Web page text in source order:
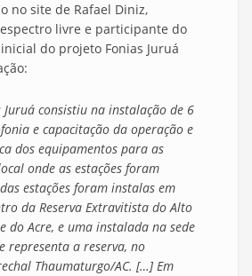
no site de Rafael Diniz,
livre e participante do
do projeto Fonias Juruá
Juruá consistiu na instalação de 6
e capacitação da operação e
dos equipamentos para as
onde as estações foram
estações foram instalas em
da Reserva Extravitista do Alto
do Acre, e uma instalada na sede
representa a reserva, no
Thaumaturgo/AC. […] Em